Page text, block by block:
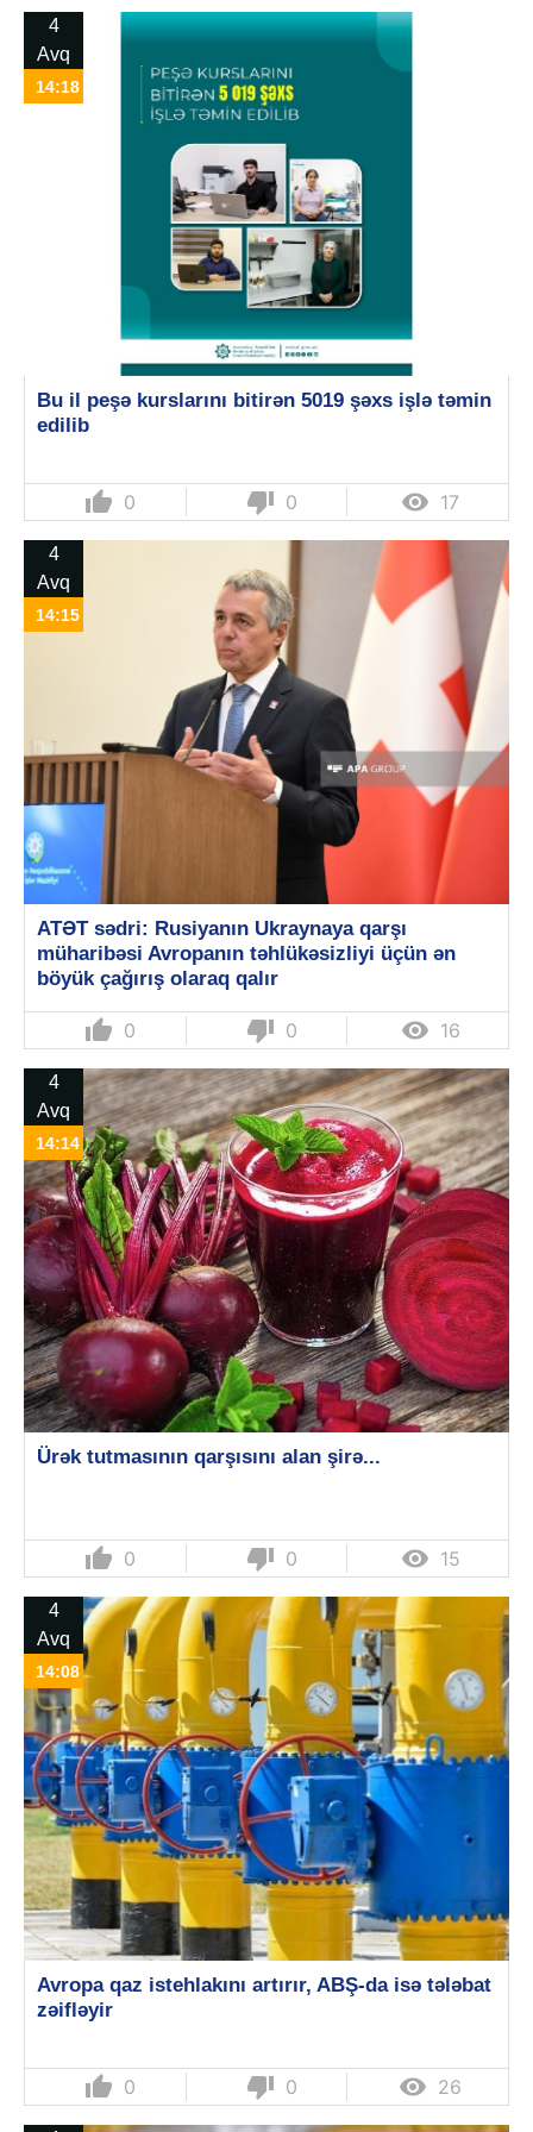
4
Avq
14:18
Bu il peşə kurslarını bitirən 5019 şəxs işlə təmin
edilib
thumb_up 0 thumb_down 0  17
4
Avq
14:15
ATƏT sədri: Rusiyanın Ukraynaya qarşı
müharibəsi Avropanın təhlükəsizliyi üçün ən
böyük çağırış olaraq qalır
thumb_up 0 thumb_down 0  16
4
Avq
14:14
Ürək tutmasının qarşısını alan şirə...
thumb_up 0 thumb_down 0  15
4
Avq
14:08
Avropa qaz istehlakını artırır, ABŞ-da isə tələbat
zəifləyir
thumb_up 0 thumb_down 0  26